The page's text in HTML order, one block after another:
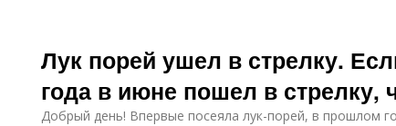
Лук порей ушел в стрелку.
года в июне пошел в стрелку,
Добрый день! Впервые посеяла лук-порей, в прошлом